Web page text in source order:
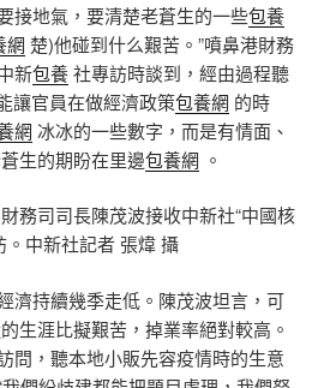
接地氣，要清楚老蒼生的一些包養
網 楚)他碰到什么艱苦。”噴鼻港財務
新包養社專訪時談到，經由過程聽
讓官員在做經濟政策包養網 的時
網 冰冰的一些數字，而是有情面、
生的期盼在里邊包養網 。
務司司長陳茂波接收中新社“中國核
。中新社記者 張煒 攝
濟持續幾季走低。陳茂波坦言，可
生涯比擬艱苦，掉業率絕對較高。
問，聽本地小販先容疫情時的生意